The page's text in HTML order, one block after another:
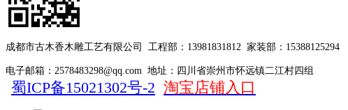
成都市古木香木雕工艺有限公司 工程部：13981831812 家装部：15388125294
电子邮箱：2578483298@qq.com 地址：四川省崇州市怀远镇二江村四组
蜀ICP备15021302号-2 淘宝店铺入口